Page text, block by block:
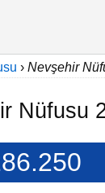
› Nevşehir
Nüfusu